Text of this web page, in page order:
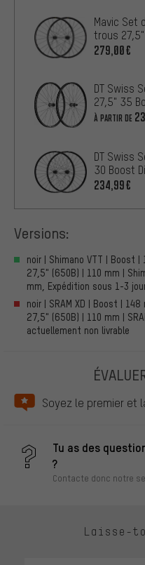
Mavic Set
trous 27,5"
279,00€
DT Swiss
27,5" 35
À PARTIR DE
DT Swiss
30 Boost
234,99€
Versions:
noir | Shimano VTT | Boost
27,5" (650B) | 110 mm |
mm, Expédition sous 1-3
noir | SRAM XD | Boost |
27,5" (650B) | 110 mm |
actuellement non livrable
Soyez le premier et
Tu as des
?
Contacte donc notre
Laisse-